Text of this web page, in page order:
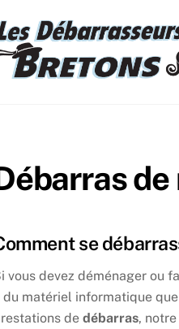
se
vous devez déménager ou
du matériel informatique
de débarras,